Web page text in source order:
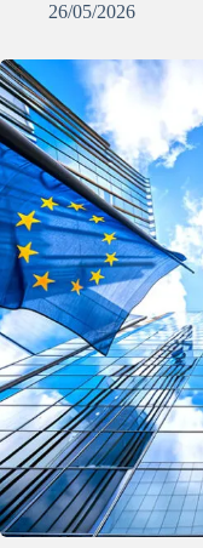
26/05/2026